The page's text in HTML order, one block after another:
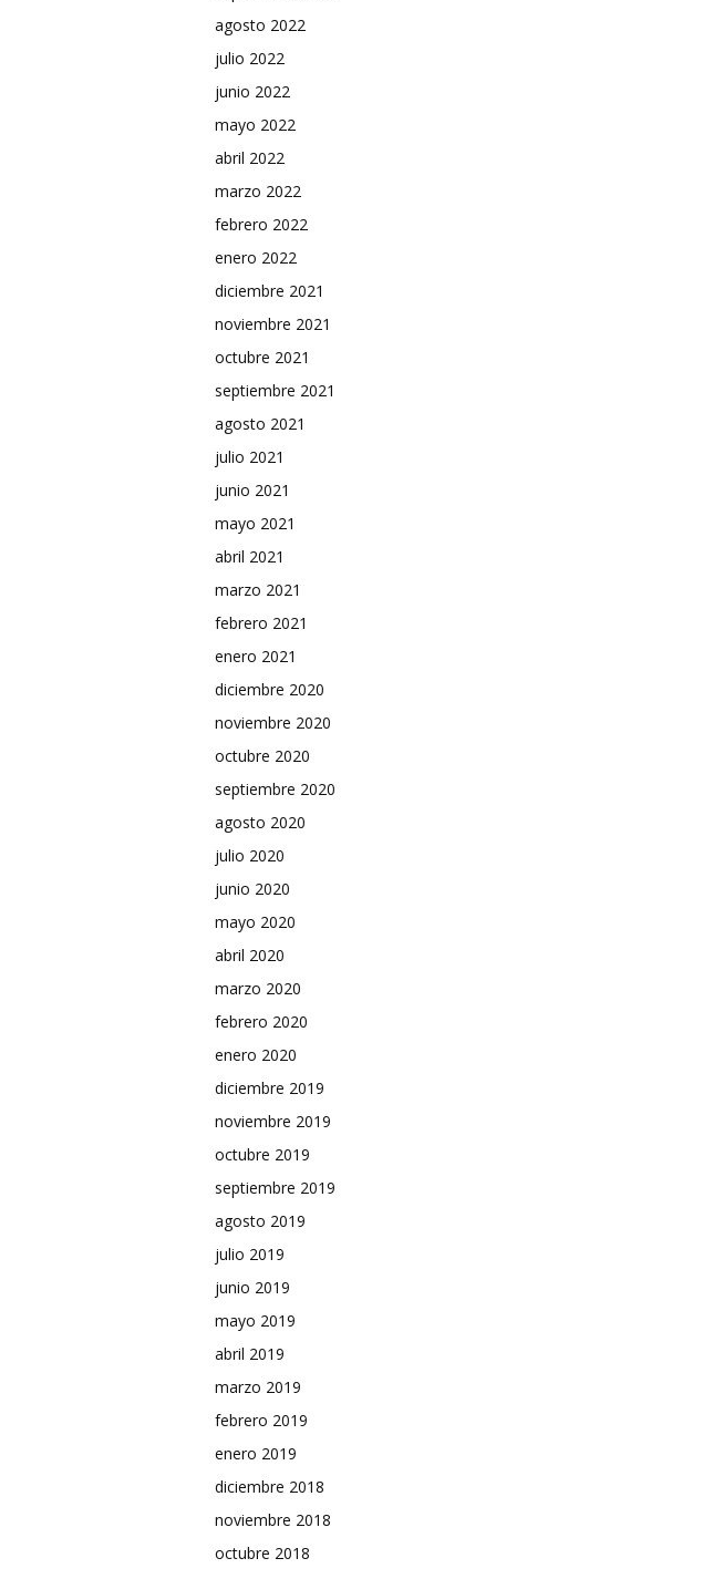
agosto 2022
julio 2022
junio 2022
mayo 2022
abril 2022
marzo 2022
febrero 2022
enero 2022
diciembre 2021
noviembre 2021
octubre 2021
septiembre 2021
agosto 2021
julio 2021
junio 2021
mayo 2021
abril 2021
marzo 2021
febrero 2021
enero 2021
diciembre 2020
noviembre 2020
octubre 2020
septiembre 2020
agosto 2020
julio 2020
junio 2020
mayo 2020
abril 2020
marzo 2020
febrero 2020
enero 2020
diciembre 2019
noviembre 2019
octubre 2019
septiembre 2019
agosto 2019
julio 2019
junio 2019
mayo 2019
abril 2019
marzo 2019
febrero 2019
enero 2019
diciembre 2018
noviembre 2018
octubre 2018